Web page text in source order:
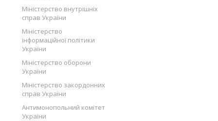
Міністерство внутрішніх
справ України
Міністерство
інформаційної політики
України
Міністерство оборони
України
Міністерство закордонних
справ України
Антимонопольний комітет
України